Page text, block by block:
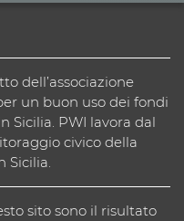
dell’associazione
un buon uso dei fondi
Sicilia. PWI lavora dal
civico della
Sicilia.
sito sono il risultato